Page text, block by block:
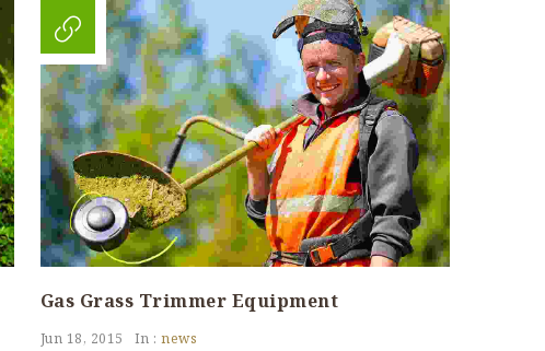
Gas Grass Trimmer Equipment
Jun 18, 2015 In :news